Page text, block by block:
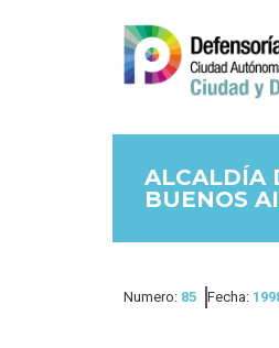
ALCALDÍA
BUENOS
Numero: 85 Fecha: